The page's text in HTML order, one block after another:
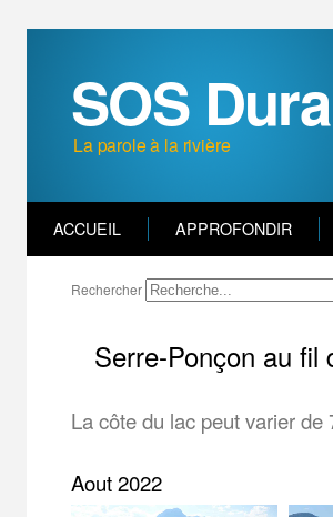
SOS
La parole à la rivière
ACCUEIL APPROFONDIR
Rechercher
Serre-Ponçon au fil
La côte du lac peut varier
Aout 2022